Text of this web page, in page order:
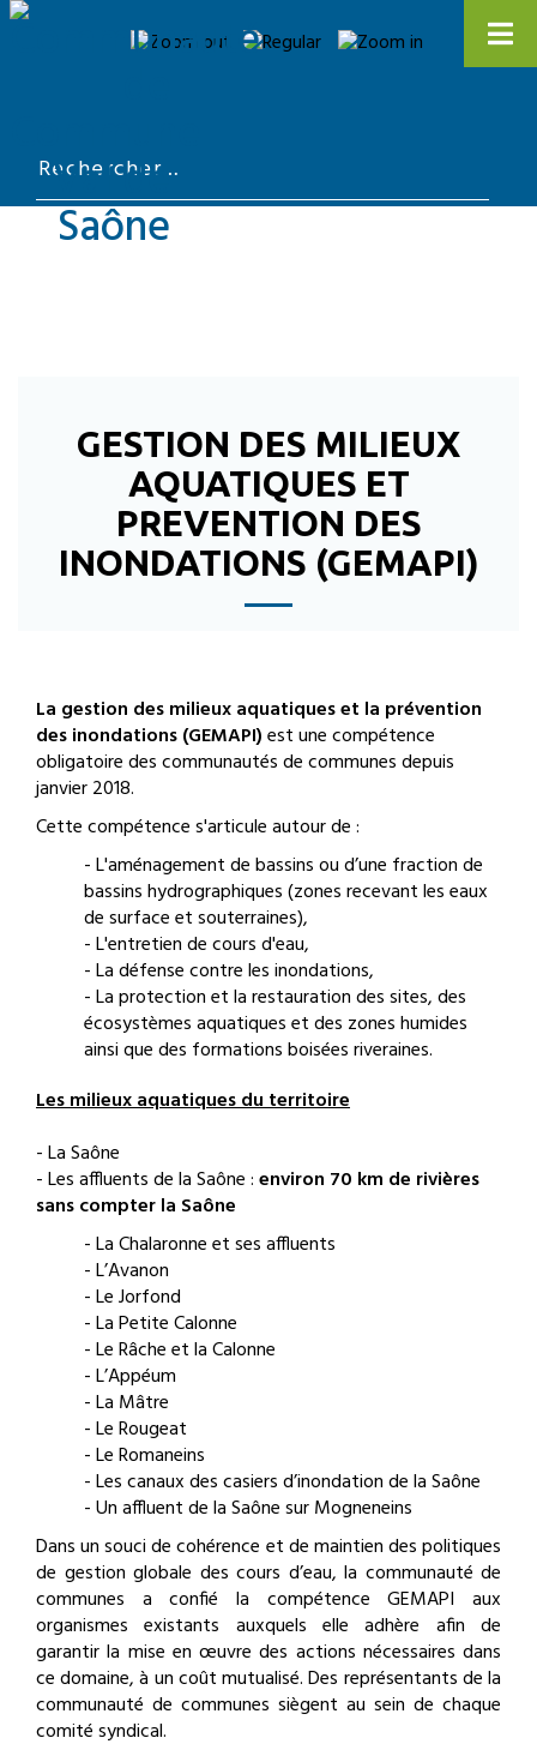
GESTION DES MILIEUX
AQUATIQUES ET
PREVENTION DES
INONDATIONS (GEMAPI)
La gestion des milieux aquatiques et la prévention
des inondations (GEMAPI)est une compétence
obligatoire des communautés de communes depuis
janvier 2018.
Cette compétence s'articule autour de :
- L'aménagement de bassins ou d’une fraction de
bassins hydrographiques (zones recevant les eaux
de surface et souterraines),
- L'entretien de cours d'eau,
- La défense contre les inondations,
- La protection et la restauration des sites, des
écosystèmes aquatiques et des zones humides
ainsi que des formations boisées riveraines.
Les milieux aquatiques du territoire
- La Saône
- Les affluents de la Saône :environ 70 km de rivières
sans compter la Saône
- La Chalaronne et ses affluents
- L’Avanon
- Le Jorfond
- La Petite Calonne
- Le Râche et la Calonne
- L’Appéum
- La Mâtre
- Le Rougeat
- Le Romaneins
- Les canaux des casiers d’inondation de la Saône
- Un affluent de la Saône sur Mogneneins
Dans un souci de cohérence et de maintien des politiques
de gestion globale des cours d’eau, la communauté de
communes a confié la compétence GEMAPI aux
organismes existants auxquels elle adhère afin de
garantir la mise en œuvre des actions nécessaires dans
ce domaine, à un coût mutualisé. Des représentants de la
communauté de communes siègent au sein de chaque
comité syndical.